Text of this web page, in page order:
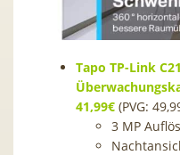
Tapo TP-Link
41,99€ (PVG:
3 MP